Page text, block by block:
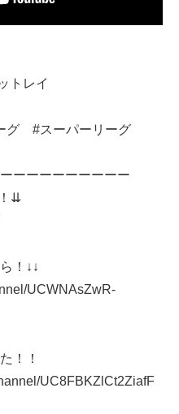
トレイ
グ #スーパーリーグ
ーーーーーーーーー
⇊
！↓↓
UCWNAsZwR-
！！
UC8FBKZlCt2ZiafF